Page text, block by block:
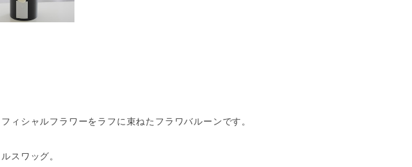
ィシャルフラワーをラフに束ねたフラワバルーンです。
スワッグ。